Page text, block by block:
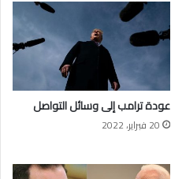
عودة ترامب إلى وسائل التواصل
20 فبراير، 2022